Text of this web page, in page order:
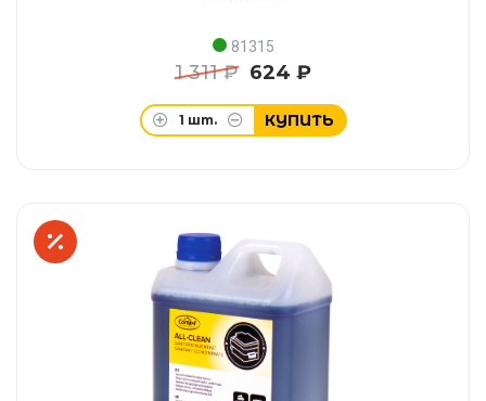
81315
1 311 ₽ 624 ₽
1 шт. КУПИТЬ